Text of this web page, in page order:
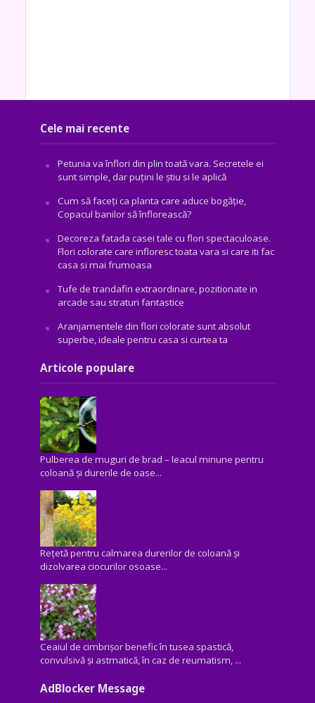
Cele mai recente
Petunia va înflori din plin toată vara. Secretele ei
sunt simple, dar puțini le știu si le aplică
Cum să faceți ca planta care aduce bogăţie,
Copacul banilor să înflorească?
Decoreza fatada casei tale cu flori spectaculoase.
Flori colorate care infloresc toata vara si care iti fac
casa si mai frumoasa
Tufe de trandafiri extraordinare, pozitionate in
arcade sau straturi fantastice
Aranjamentele din flori colorate sunt absolut
superbe, ideale pentru casa si curtea ta
Articole populare
Pulberea de muguri de brad – leacul minune pentru
coloană și durerile de oase...
Rețetă pentru calmarea durerilor de coloană și
dizolvarea ciocurilor osoase...
Ceaiul de cimbrișor benefic în tusea spastică,
convulsivă şi astmatică, în caz de reumatism, ...
AdBlocker Message